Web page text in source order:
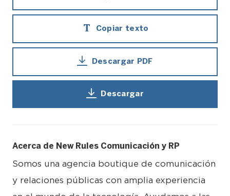
Copiar texto
Descargar PDF
Descargar
Acerca de New Rules Comunicación y RP
Somos una agencia boutique de comunicación
y relaciones públicas con amplia experiencia